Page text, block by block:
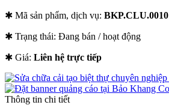
✱ Mã sản phẩm, dịch vụ: BKP.CLU.0010
✱ Trạng thái: Đang bán / hoạt động
✱ Giá: Liên hệ trực tiếp
Thông tin chi tiết